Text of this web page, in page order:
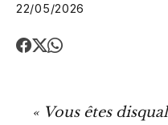
22/05/2026
« Vous êtes